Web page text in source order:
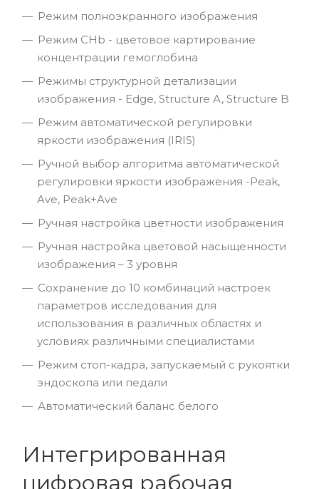
Режим полноэкранного изображения
Режим CHb - цветовое картирование
концентрации гемоглобина
Режимы структурной детализации
изображения - Edge, Structure A, Structure B
Режим автоматической регулировки
яркости изображения (IRIS)
Ручной выбор алгоритма автоматической
регулировки яркости изображения -Peak,
Ave, Peak+Ave
Ручная настройка цветности изображения
Ручная настройка цветовой насыщенности
изображения – 3 уровня
Сохранение до 10 комбинаций настроек
параметров исследования для
использования в различных областях и
условиях различными специалистами
Режим стоп-кадра, запускаемый с рукоятки
эндоскопа или педали
Автоматический баланс белого
Интегрированная
цифровая рабочая